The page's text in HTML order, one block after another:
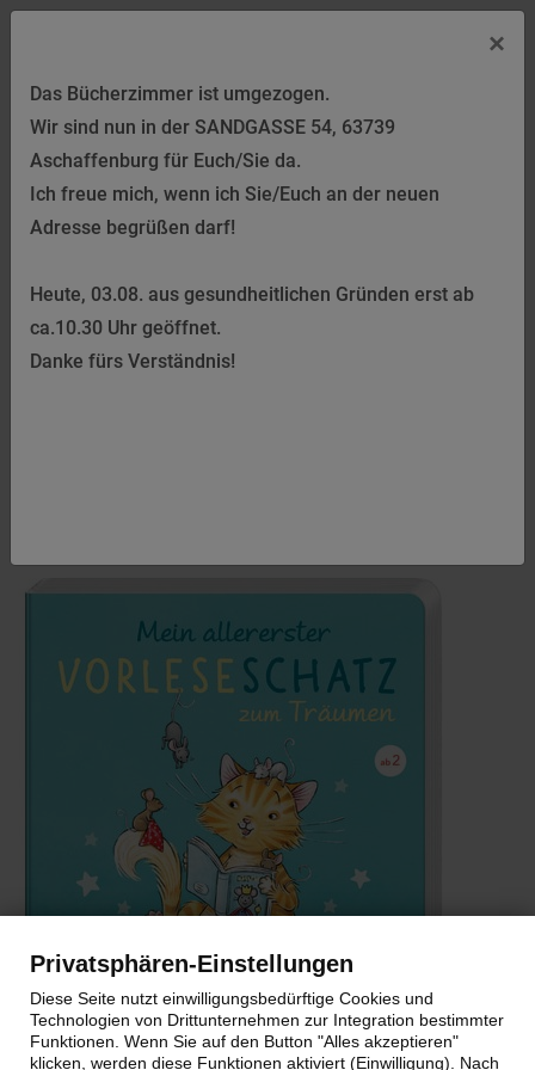
Lesetipp für Kinder bis 9 Jahren
Mein allererster Vorleseschatz zum Träumen
von Wich, Henriette und Becker, Stéffie
Ellermann Verlag, fest gebunden, 10 EUR
Wo wohnen eigentlich die Traumschäfchen? Und was
passiert, wenn sich die Traumfee im Zimmer irrt?
×
Das Bücherzimmer ist umgezogen.
Wir sind nun in der SANDGASSE 54, 63739
Aschaffenburg für Euch/Sie da.
Ich freue mich, wenn ich Sie/Euch an der neuen
Adresse begrüßen darf!
Heute, 03.08. aus gesundheitlichen Gründen erst ab
ca.10.30 Uhr geöffnet.
Danke fürs Verständnis!
Privatsphären-Einstellungen
Diese Seite nutzt einwilligungsbedürftige Cookies und
Technologien von Drittunternehmen zur Integration bestimmter
Funktionen. Wenn Sie auf den Button "Alles akzeptieren"
klicken, werden diese Funktionen aktiviert (Einwilligung). Nach